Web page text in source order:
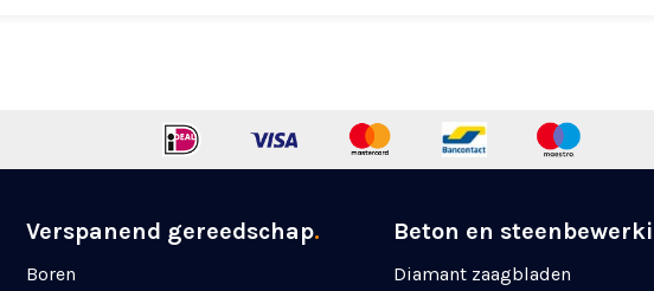
Verspanend gereedschap.
Boren
Beton en
Diamant zaagbladen